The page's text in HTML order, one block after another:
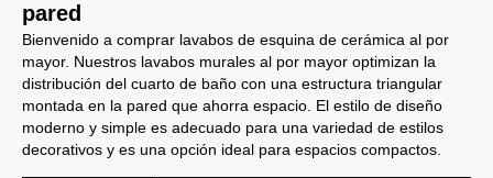
pared
Bienvenido a comprar lavabos de esquina de cerámica al por
mayor. Nuestros lavabos murales al por mayor optimizan la
distribución del cuarto de baño con una estructura triangular
montada en la pared que ahorra espacio. El estilo de diseño
moderno y simple es adecuado para una variedad de estilos
decorativos y es una opción ideal para espacios compactos.